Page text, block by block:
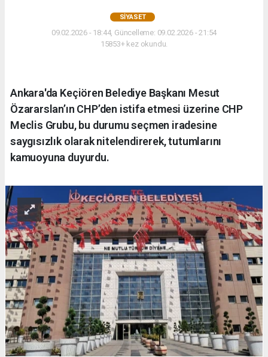
SIYASET
09.02.2026 - 18:44, Güncelleme: 09.02.2026 - 21:54
15853+ kez okundu.
Ankara'da Keçiören Belediye Başkanı Mesut
Özararslan’ın CHP’den istifa etmesi üzerine CHP
Meclis Grubu, bu durumu seçmen iradesine
saygısızlık olarak nitelendirerek, tutumlarını
kamuoyuna duyurdu.